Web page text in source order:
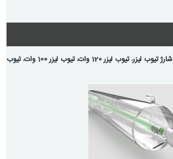
شارژ تیوب لیزر،تیوب لیزر 120 وات ،تیوب لیزر 100 وات ،تیوب